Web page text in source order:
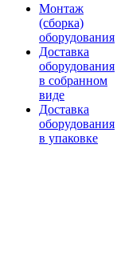
Монтаж
(сборка)
оборудования
Доставка
оборудования
в собранном
виде
Доставка
оборудования
в упаковке